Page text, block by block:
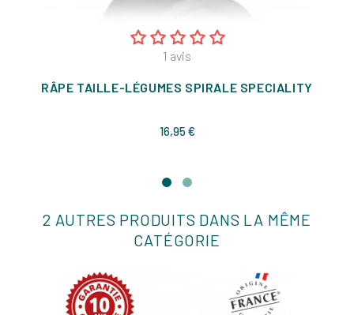
1 avis
RÂPE TAILLE-LÉGUMES SPIRALE SPECIALITY
16,95 €Prix
2 AUTRES PRODUITS DANS LA MÊME
CATÉGORIE